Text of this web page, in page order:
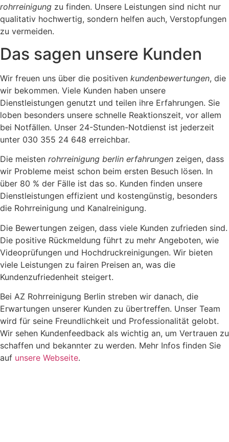
rohrreinigung zu finden. Unsere Leistungen sind nicht nur
qualitativ hochwertig, sondern helfen auch, Verstopfungen
zu vermeiden.
Das sagen unsere Kunden
Wir freuen uns über die positiven kundenbewertungen, die
wir bekommen. Viele Kunden haben unsere
Dienstleistungen genutzt und teilen ihre Erfahrungen. Sie
loben besonders unsere schnelle Reaktionszeit, vor allem
bei Notfällen. Unser 24-Stunden-Notdienst ist jederzeit
unter 030 355 24 648 erreichbar.
Die meisten rohrreinigung berlin erfahrungen zeigen, dass
wir Probleme meist schon beim ersten Besuch lösen. In
über 80 % der Fälle ist das so. Kunden finden unsere
Dienstleistungen effizient und kostengünstig, besonders
die Rohrreinigung und Kanalreinigung.
Die Bewertungen zeigen, dass viele Kunden zufrieden sind.
Die positive Rückmeldung führt zu mehr Angeboten, wie
Videoprüfungen und Hochdruckreinigungen. Wir bieten
viele Leistungen zu fairen Preisen an, was die
Kundenzufriedenheit steigert.
Bei AZ Rohrreinigung Berlin streben wir danach, die
Erwartungen unserer Kunden zu übertreffen. Unser Team
wird für seine Freundlichkeit und Professionalität gelobt.
Wir sehen Kundenfeedback als wichtig an, um Vertrauen zu
schaffen und bekannter zu werden. Mehr Infos finden Sie
auf unsere Webseite.